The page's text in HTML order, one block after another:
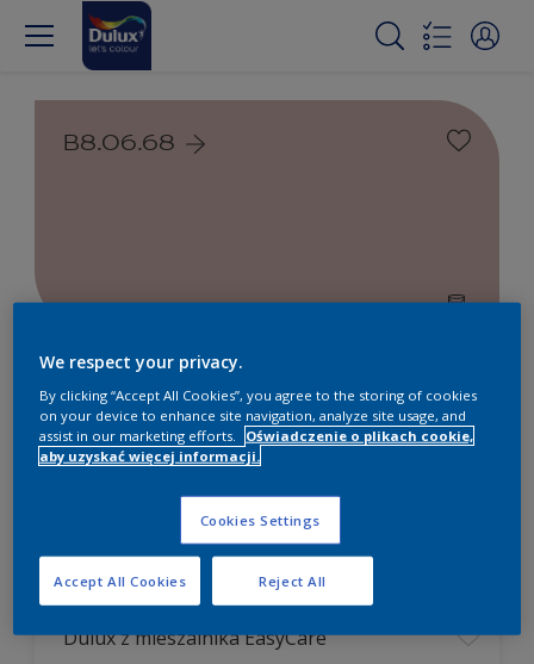
B8.06.68
Farby białe i kolorowe do
wnętrz i na zewnątrz
1Produkty znalezione
Filter
Dulux z mieszalnika EasyCare
We respect your privacy.
By clicking “Accept All Cookies”, you agree to the storing of cookies
on your device to enhance site navigation, analyze site usage, and
assist in our marketing efforts.
Oświadczenie o plikach cookie,
aby uzyskać więcej informacji.
Cookies Settings
Reject All
Accept All Cookies